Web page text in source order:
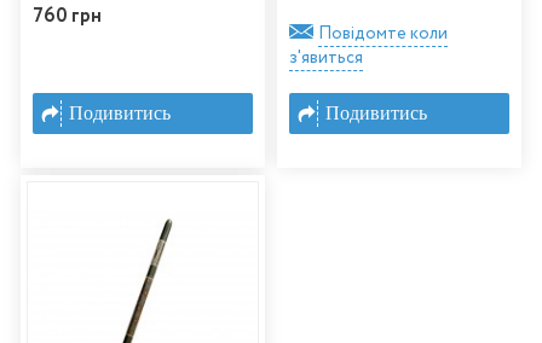
760 грн
Подивитись
Повідомте коли
з'явиться
Подивитись